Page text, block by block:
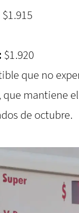
$1.915
$1.920
que no
que mantiene
de octubre.